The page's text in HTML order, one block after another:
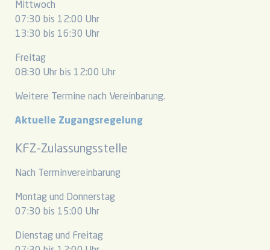
Mittwoch
07:30 bis 12:00 Uhr
13:30 bis 16:30 Uhr
Freitag
08:30 Uhr bis 12:00 Uhr
Weitere Termine nach Vereinbarung.
Aktuelle Zugangsregelung
KFZ-Zulassungsstelle
Nach Terminvereinbarung
Montag und Donnerstag
07:30 bis 15:00 Uhr
Dienstag und Freitag